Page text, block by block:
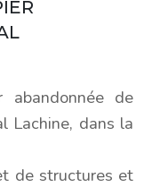
abandonnée de
Lachine, dans la
de structures et